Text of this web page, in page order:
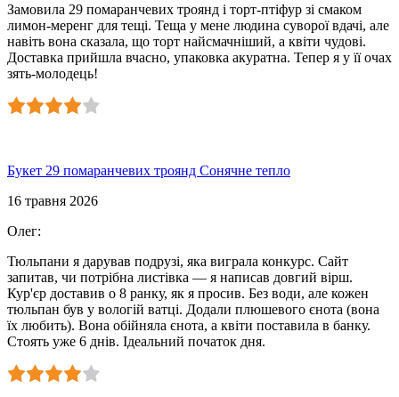
Замовила 29 помаранчевих троянд і торт-птіфур зі смаком
лимон-меренг для тещі. Теща у мене людина суворої вдачі, але
навіть вона сказала, що торт найсмачніший, а квіти чудові.
Доставка прийшла вчасно, упаковка акуратна. Тепер я у її очах
зять-молодець!
Букет 29 помаранчевих троянд Сонячне тепло
16 травня 2026
Олег:
Тюльпани я дарував подрузі, яка виграла конкурс. Сайт
запитав, чи потрібна листівка — я написав довгий вірш.
Кур'єр доставив о 8 ранку, як я просив. Без води, але кожен
тюльпан був у вологій ватці. Додали плюшевого єнота (вона
їх любить). Вона обійняла єнота, а квіти поставила в банку.
Стоять уже 6 днів. Ідеальний початок дня.